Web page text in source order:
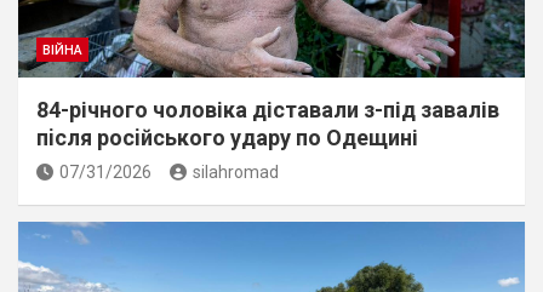
ВІЙНА
84-річного чоловіка діставали з-під завалів
пiсля росiйського удару по Одещині
07/31/2026 silahromad